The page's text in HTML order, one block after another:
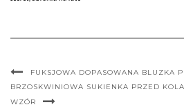
FUKSJOWA DOPASOWANA BLUZKA
BRZOSKWINIOWA SUKIENKA PRZED
WZÓR